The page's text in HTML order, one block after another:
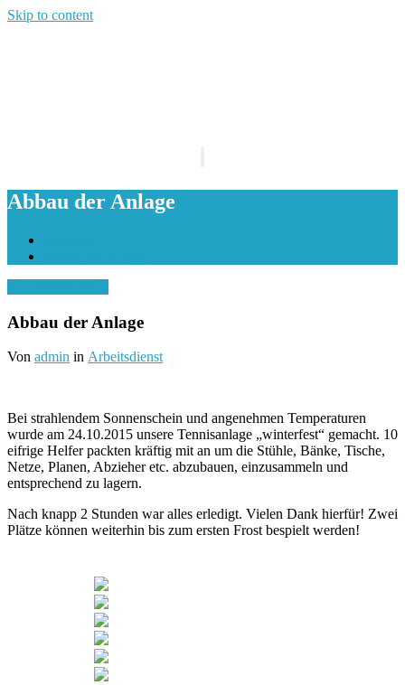
Skip to content
Abbau der Anlage
Abbau der Anlage
Von admin in Arbeitsdienst
Bei strahlendem Sonnenschein und angenehmen Temperaturen
wurde am 24.10.2015 unsere Tennisanlage „winterfest“ gemacht. 10
eifrige Helfer packten kräftig mit an um die Stühle, Bänke, Tische,
Netze, Planen, Abzieher etc. abzubauen, einzusammeln und
entsprechend zu lagern.
Nach knapp 2 Stunden war alles erledigt. Vielen Dank hierfür! Zwei
Plätze können weiterhin bis zum ersten Frost bespielt werden!